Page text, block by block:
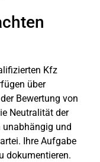
Kfz
über
Bewertung von
Neutralität der
unabhängig und
Ihre Aufgabe
dokumentieren.